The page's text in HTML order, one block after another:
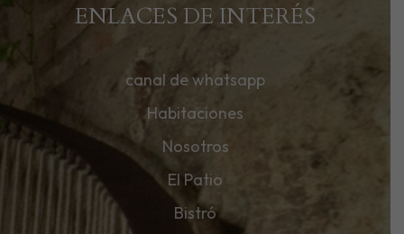
ENLACES DE INTERÉS
canal de whatsapp
Habitaciones
Nosotros
El Patio
Bistró